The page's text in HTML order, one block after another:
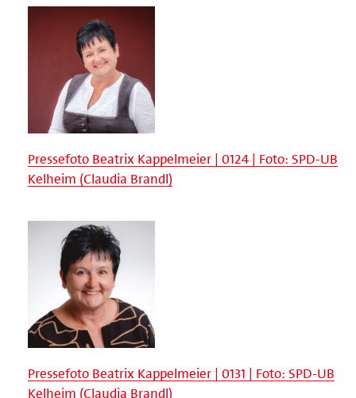
Pressefoto Beatrix Kappelmeier | 0124 | Foto: SPD-UB
Kelheim (Claudia Brandl)
Pressefoto Beatrix Kappelmeier | 0131 | Foto: SPD-UB
Kelheim (Claudia Brandl)